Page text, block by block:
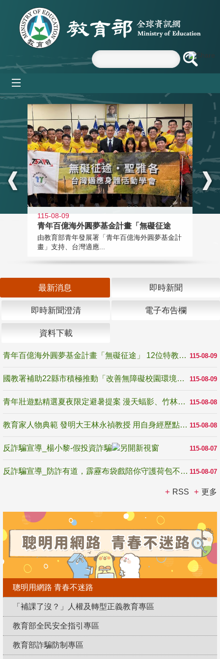
跳到主要內容區塊
:::
115-08-09
青年百億海外圓夢基金計畫「無礙征途
由教育部青年發展署「青年百億海外圓夢基金計
畫」支持、台灣適應...
最新消息 即時新聞
即時新聞澄清 電子布告欄
資料下載
115-08-09
青年百億海外圓夢基金計畫「無礙征途」 12位特教與弱勢青年勇闖西班牙 跨越感官限制見證生命蛻變
115-08-09
國教署補助22縣市積極推動「改善無障礙校園環境計畫」 打造友善、安全、無礙學習空間
115-08-08
青年壯遊點精選夏夜限定避暑提案 漫天蝠影、竹林尋蛙、茶香夜觀 邀青年暮色出發
115-08-08
教育家人物典範 發明大王林永禎教授 用自身經歷點亮學生的路
115-08-07
反詐騙宣導_楊小黎-假投資詐騙
115-08-07
反詐騙宣導_防詐有道，霹靂布袋戲陪你守護荷包不受騙
RSS 更多
聰明用網路 青春不迷路
「補課了沒？」人權及轉型正義教育專區
教育部全民安全指引專區
教育部詐騙防制專區